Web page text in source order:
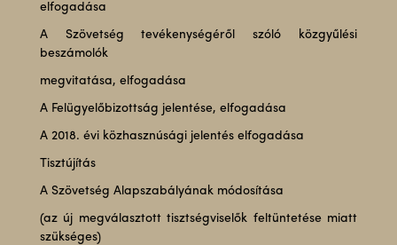
elfogadása
A Szövetség tevékenységéről szóló közgyűlési
beszámolók
megvitatása, elfogadása
A Felügyelőbizottság jelentése, elfogadása
A 2018. évi közhasznúsági jelentés elfogadása
Tisztújítás
A Szövetség Alapszabályának módosítása
(az új megválasztott tisztségviselők feltüntetése miatt
szükséges)